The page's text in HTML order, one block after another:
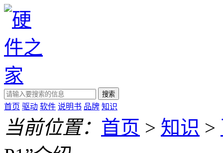
搜索
首页 驱动 软件 说明书 品牌 知识
当前位置： 首页 > 知识 >